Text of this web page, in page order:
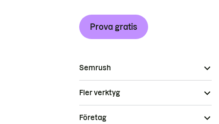
Prova gratis
Semrush
Fler verktyg
Företag